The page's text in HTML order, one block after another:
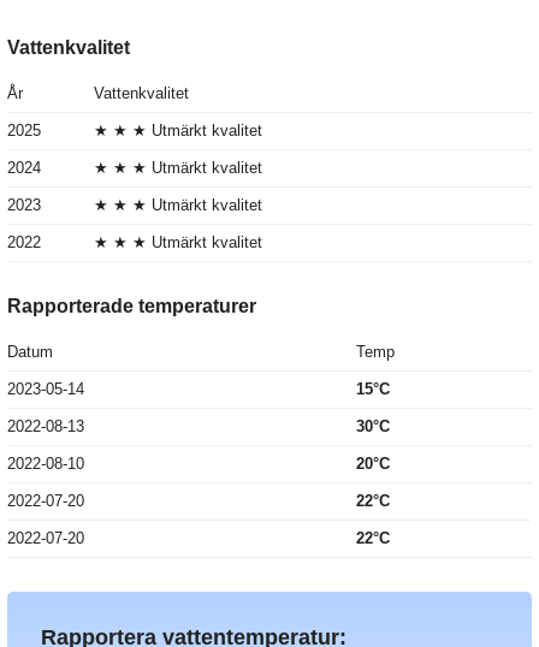
Vattenkvalitet
År Vattenkvalitet
2025 ★ ★ ★ Utmärkt kvalitet
2024 ★ ★ ★ Utmärkt kvalitet
2023 ★ ★ ★ Utmärkt kvalitet
2022 ★ ★ ★ Utmärkt kvalitet
Rapporterade temperaturer
Datum Temp
2023-05-14 15°C
2022-08-13 30°C
2022-08-10 20°C
2022-07-20 22°C
2022-07-20 22°C
Rapportera vattentemperatur: